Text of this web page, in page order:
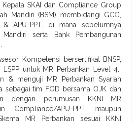
Kepala SKAI dan Compliance Group
Mandiri (BSM) membidangi GCG,
APU-PPT, di mana sebelumnya
serta Bank Pembangunan
Kompetensi bersertifikat BNSP,
untuk MR Perbankan Level 4.
& menguji MR Perbankan Syariah
sebagai tim FGD bersama OJK dan
dengan perumusan KKNI MR
Compliance/APU-PPT maupun
MR Perbankan sesuai KKNI